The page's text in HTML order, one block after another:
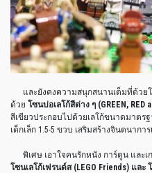
และยังคงความสนุกสนานเต็มที่ด้วยโ
ด้วย โซนบ่อเลโก้สีต่าง ๆ (GREEN, RED
สีเขียวประกอบไปด้วยเลโก้ขนาดมาตร
เด็กเล็ก 1.5-5 ขวบ เสริมสร้างจินตนาก
พิเศษ เอาใจคนรักหนัง การ์ตูน และเ
โซนเลโก้เฟรนด์ส (LEGO Friends) แล